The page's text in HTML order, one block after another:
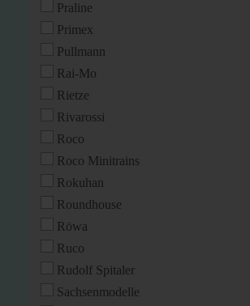
Praline
Primex
Pullmann
Rai-Mo
Rietze
Rivarossi
Roco
Roco Minitrains
Rokuhan
Roundhouse
Röwa
Ruco
Rudolf Spitaler
Sachsenmodelle